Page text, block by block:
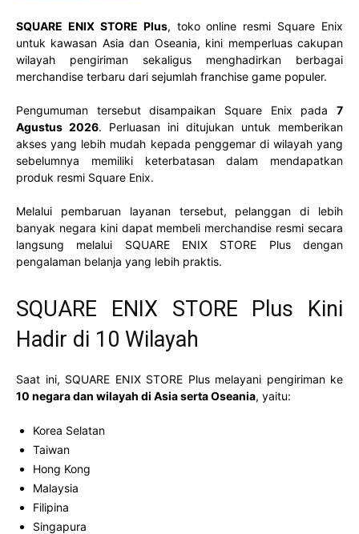
SQUARE ENIX STORE Plus, toko online resmi Square Enix
untuk kawasan Asia dan Oseania, kini memperluas cakupan
wilayah pengiriman sekaligus menghadirkan berbagai
merchandise terbaru dari sejumlah franchise game populer.
Pengumuman tersebut disampaikan Square Enix pada 7
Agustus 2026. Perluasan ini ditujukan untuk memberikan
akses yang lebih mudah kepada penggemar di wilayah yang
sebelumnya memiliki keterbatasan dalam mendapatkan
produk resmi Square Enix.
Melalui pembaruan layanan tersebut, pelanggan di lebih
banyak negara kini dapat membeli merchandise resmi secara
langsung melalui SQUARE ENIX STORE Plus dengan
pengalaman belanja yang lebih praktis.
SQUARE ENIX STORE Plus Kini
Hadir di 10 Wilayah
Saat ini, SQUARE ENIX STORE Plus melayani pengiriman ke
10 negara dan wilayah di Asia serta Oseania, yaitu:
Korea Selatan
Taiwan
Hong Kong
Malaysia
Filipina
Singapura